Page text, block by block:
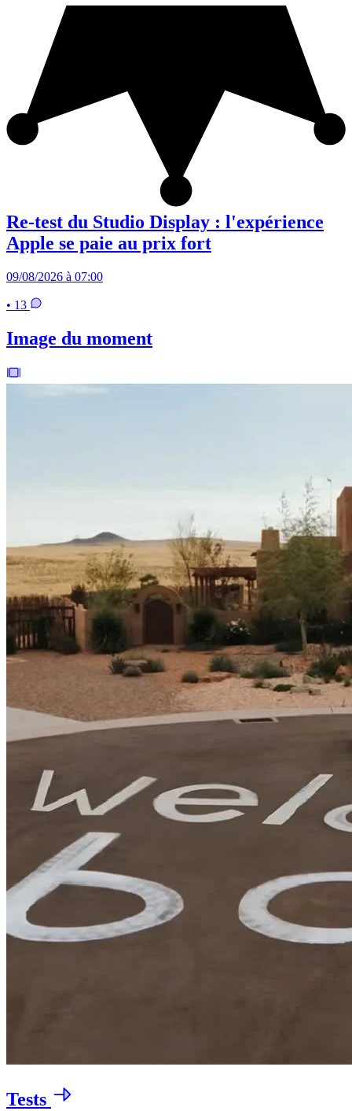
Re-test du Studio Display : l'expérience
Apple se paie au prix fort
09/08/2026 à 07:00
• 13
Image du moment
Tests